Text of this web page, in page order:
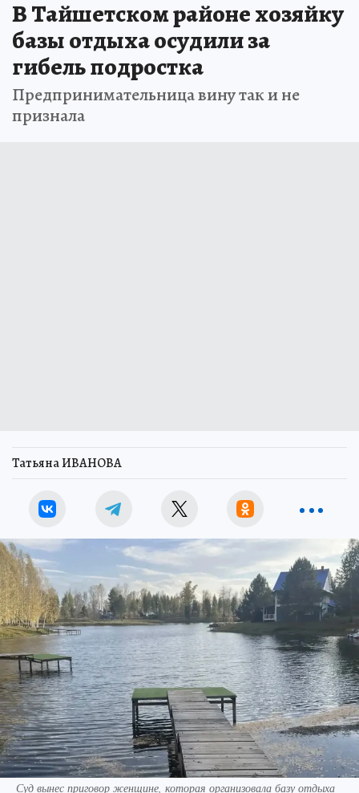
В Тайшетском районе хозяйку
базы отдыха осудили за
гибель подростка
Предпринимательница вину так и не
признала
Татьяна ИВАНОВА
Суд вынес приговор женщине, которая организовала базу отдыха